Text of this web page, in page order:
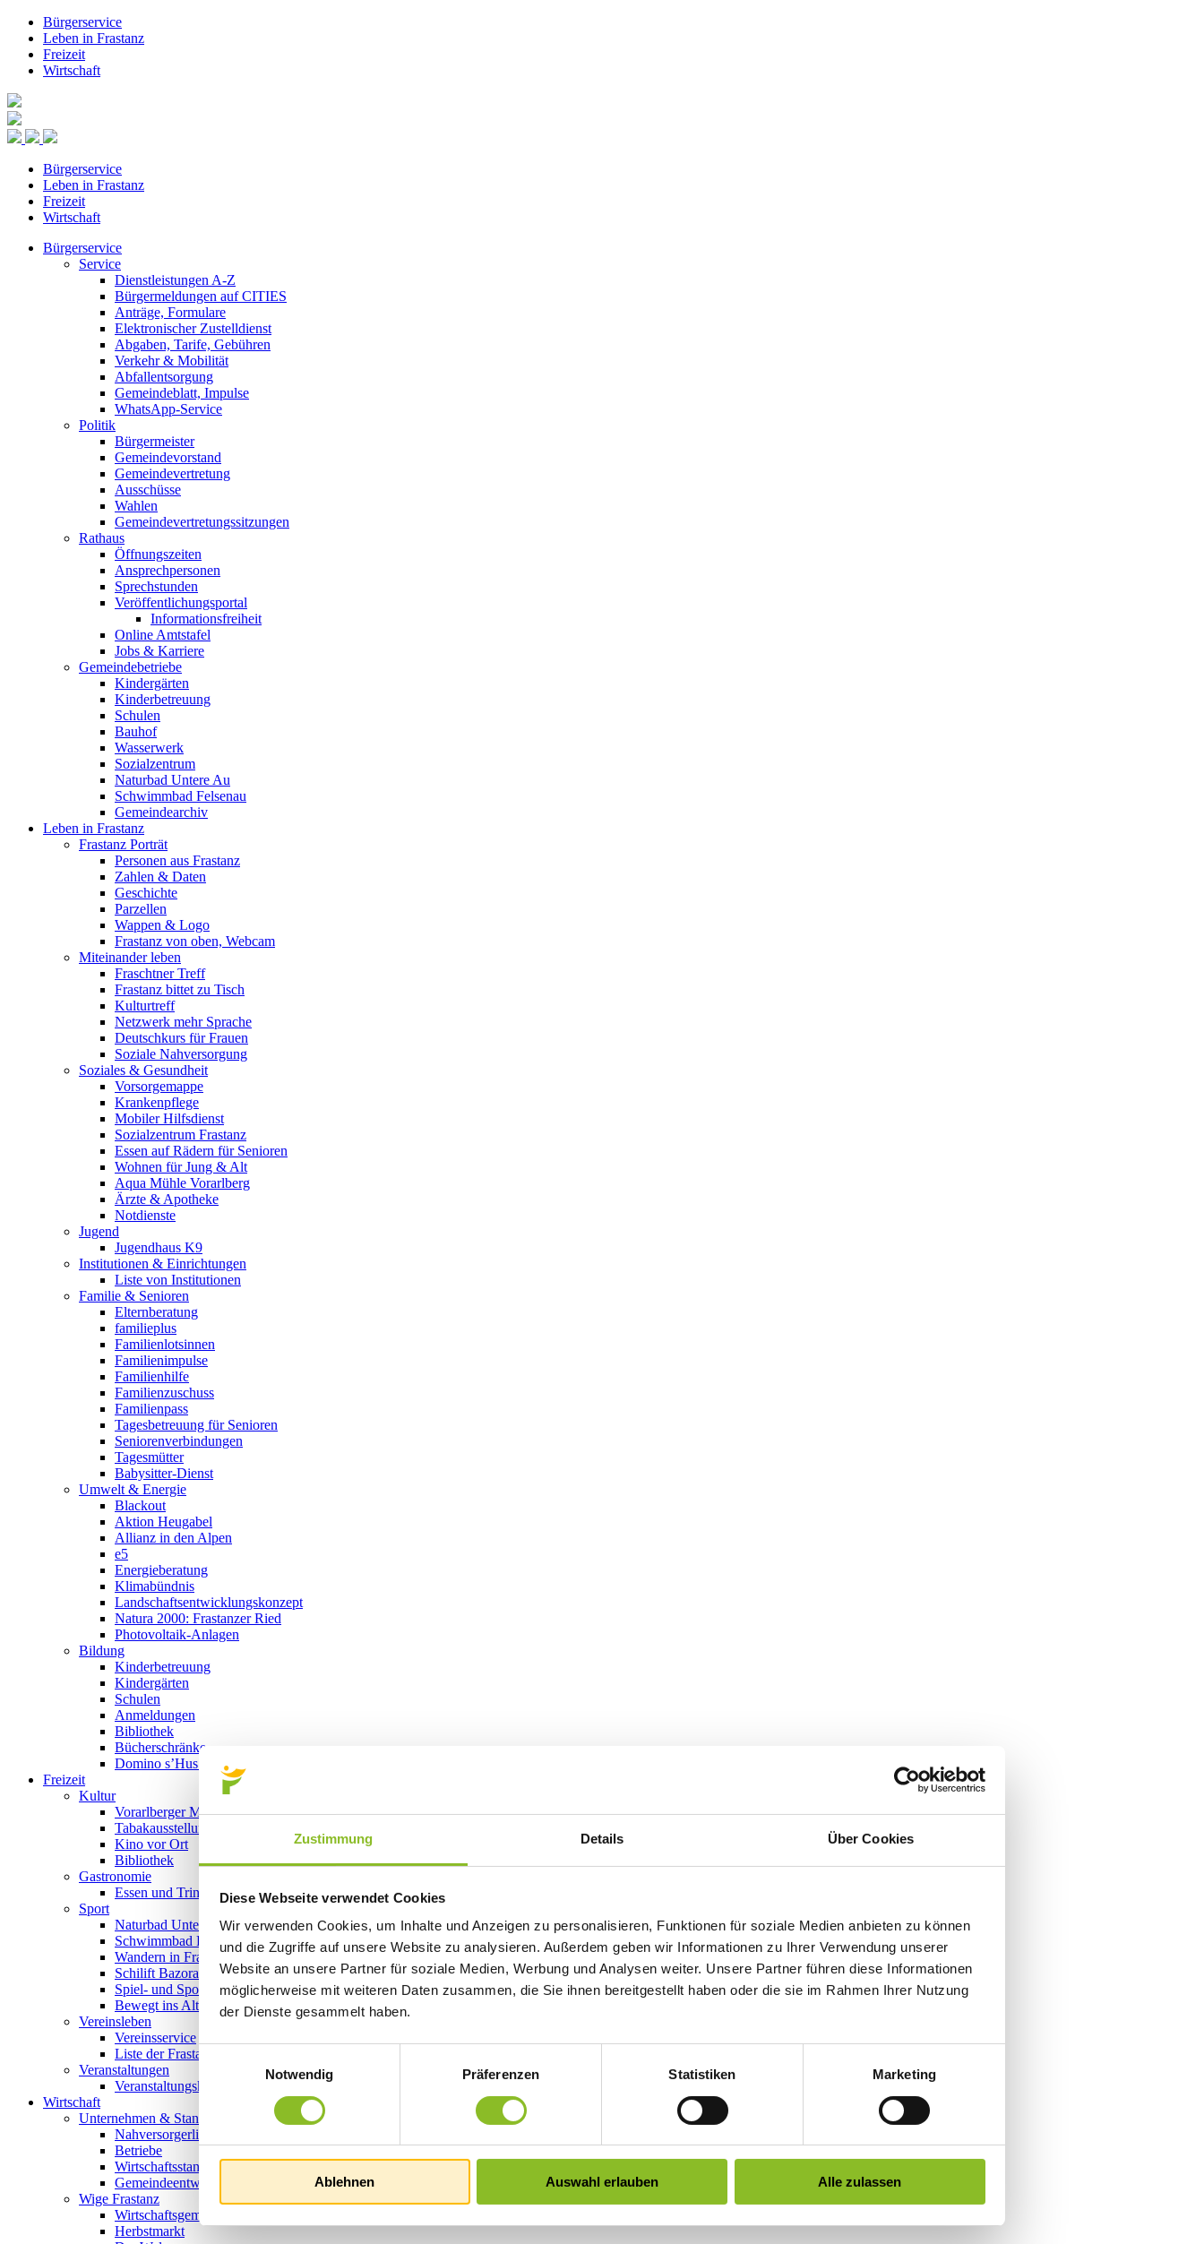
Zustimmung Details Über Cookies
Diese Webseite verwendet Cookies
Wir verwenden Cookies, um Inhalte und Anzeigen zu personalisieren, Funktionen für soziale Medien anbieten zu können
und die Zugriffe auf unsere Website zu analysieren. Außerdem geben wir Informationen zu Ihrer Verwendung unserer
Website an unsere Partner für soziale Medien, Werbung und Analysen weiter. Unsere Partner führen diese Informationen
möglicherweise mit weiteren Daten zusammen, die Sie ihnen bereitgestellt haben oder die sie im Rahmen Ihrer Nutzung
der Dienste gesammelt haben.
Einwilligungsauswahl
Notwendig
Präferenzen Statistiken Marketing
Ablehnen Auswahl erlauben Alle zulassen
Bürgerservice
Leben in Frastanz
Freizeit
Wirtschaft
Bürgerservice
Leben in Frastanz
Freizeit
Wirtschaft
Bürgerservice
Service
Dienstleistungen A-Z
Bürgermeldungen auf CITIES
Anträge, Formulare
Elektronischer Zustelldienst
Abgaben, Tarife, Gebühren
Verkehr & Mobilität
Abfallentsorgung
Gemeindeblatt, Impulse
WhatsApp-Service
Politik
Bürgermeister
Gemeindevorstand
Gemeindevertretung
Ausschüsse
Wahlen
Gemeindevertretungssitzungen
Rathaus
Öffnungszeiten
Ansprechpersonen
Sprechstunden
Veröffentlichungsportal
Informationsfreiheit
Online Amtstafel
Jobs & Karriere
Gemeindebetriebe
Kindergärten
Kinderbetreuung
Schulen
Bauhof
Wasserwerk
Sozialzentrum
Naturbad Untere Au
Schwimmbad Felsenau
Gemeindearchiv
Leben in Frastanz
Frastanz Porträt
Personen aus Frastanz
Zahlen & Daten
Geschichte
Parzellen
Wappen & Logo
Frastanz von oben, Webcam
Miteinander leben
Fraschtner Treff
Frastanz bittet zu Tisch
Kulturtreff
Netzwerk mehr Sprache
Deutschkurs für Frauen
Soziale Nahversorgung
Soziales & Gesundheit
Vorsorgemappe
Krankenpflege
Mobiler Hilfsdienst
Sozialzentrum Frastanz
Essen auf Rädern für Senioren
Wohnen für Jung & Alt
Aqua Mühle Vorarlberg
Ärzte & Apotheke
Notdienste
Jugend
Jugendhaus K9
Institutionen & Einrichtungen
Liste von Institutionen
Familie & Senioren
Elternberatung
familieplus
Familienlotsinnen
Familienimpulse
Familienhilfe
Familienzuschuss
Familienpass
Tagesbetreuung für Senioren
Seniorenverbindungen
Tagesmütter
Babysitter-Dienst
Umwelt & Energie
Blackout
Aktion Heugabel
Allianz in den Alpen
e5
Energieberatung
Klimabündnis
Landschaftsentwicklungskonzept
Natura 2000: Frastanzer Ried
Photovoltaik-Anlagen
Bildung
Kinderbetreuung
Kindergärten
Schulen
Anmeldungen
Bibliothek
Bücherschränke
Domino s’Hus am Kirchplatz
Freizeit
Kultur
Vorarlberger Museumswelt
Tabakausstellung
Kino vor Ort
Bibliothek
Gastronomie
Essen und Trinken in Frastanz
Sport
Naturbad Untere Au
Schwimmbad Felsenau
Wandern in Frastanz
Schilift Bazora
Spiel- und Sportstätten
Bewegt ins Alter
Vereinsleben
Vereinsservice
Liste der Frastanzer Vereine
Veranstaltungen
Veranstaltungskalender
Wirtschaft
Unternehmen & Standort
Nahversorgerliste
Betriebe
Wirtschaftsstandort Frastanz
Gemeindeentwicklung
Wige Frastanz
Wirtschaftsgemeinschaft
Herbstmarkt